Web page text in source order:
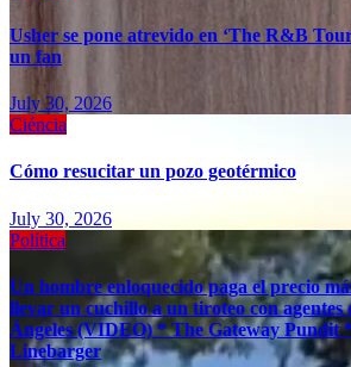
Usher se pone atrevido en ‘The R&B
un fan
July 30, 2026
Ciéncia
Cómo resucitar un pozo geotérmico
July 30, 2026
Política
Un hombre enloquecido paga el precio
llevar un cuchillo a un tiroteo con agentes
Ángeles (VIDEO) * The Gateway Pundit
Linebarger